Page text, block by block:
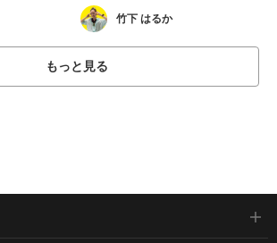
竹下 はるか
もっと見る